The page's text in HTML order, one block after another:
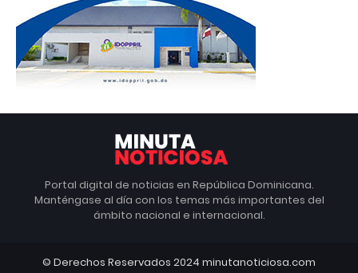
Portal digital de noticias en República Dominicana.
Manténgase al día con los temas más importantes del
ámbito nacional e internacional.
© Derechos Reservados 2024 minutanoticiosa.com